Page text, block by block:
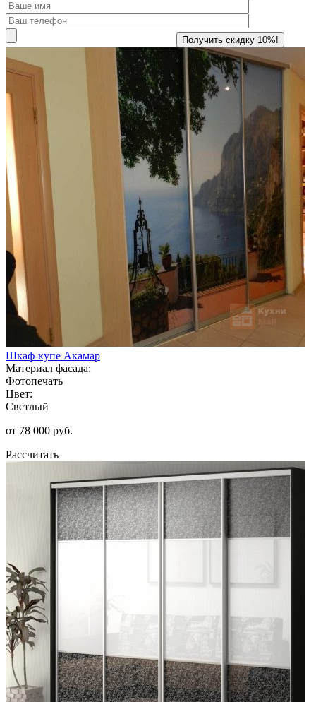
Шкаф-купе Акамар
Материал фасада:
Фотопечать
Цвет:
Светлый
от 78 000 руб.
Рассчитать